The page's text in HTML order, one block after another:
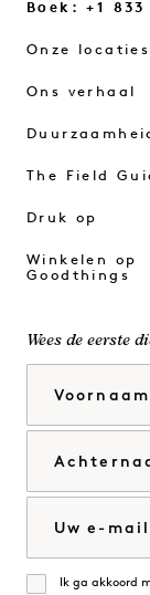
Boek: +1 833
Onze locaties
Ons verhaal
The Field
Druk op
Winkelen op
Goodthings
Wees de eerste
Ik ga akkoord